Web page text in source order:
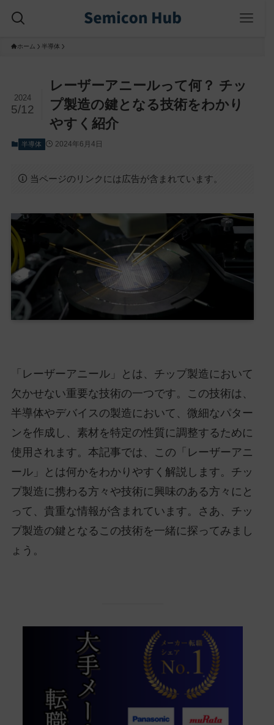
ホーム 半導体
レーザーアニールって何？ チッ
プ製造の鍵となる技術をわかり
やすく紹介
2024
5/12
半導体 2024年6月4日
当ページのリンクには広告が含まれています。
「レーザーアニール」とは、チップ製造において
欠かせない重要な技術の一つです。この技術は、
半導体やデバイスの製造において、微細なパター
ンを作成し、素材を特定の性質に調整するために
使用されます。本記事では、この「レーザーアニ
ール」とは何かをわかりやすく解説します。チッ
プ製造に携わる方々や技術に興味のある方々にと
って、貴重な情報が含まれています。さあ、チッ
プ製造の鍵となるこの技術を一緒に探ってみまし
ょう。